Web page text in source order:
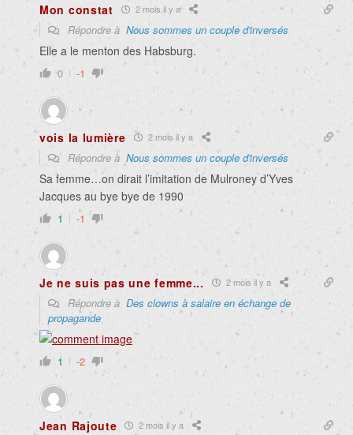
Mon constat 2 mois il y a
Répondre à Nous sommes un couple d'inversés
Elle a le menton des Habsburg.
0 -1
vois la lumière 2 mois il y a
Répondre à Nous sommes un couple d'inversés
Sa femme…on dirait l’imitation de Mulroney d’Yves
Jacques au bye bye de 1990
1 -1
Je ne suis pas une femme... 2 mois il y a
Répondre à Des clowns à salaire en échange de
propagande
1 -2
Jean Rajoute 2 mois il y a